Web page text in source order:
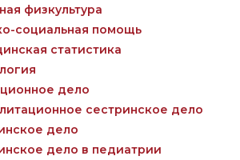
физкультура
социальная помощь
статистика
дело
сестринское дело
дело
дело в педиатрии